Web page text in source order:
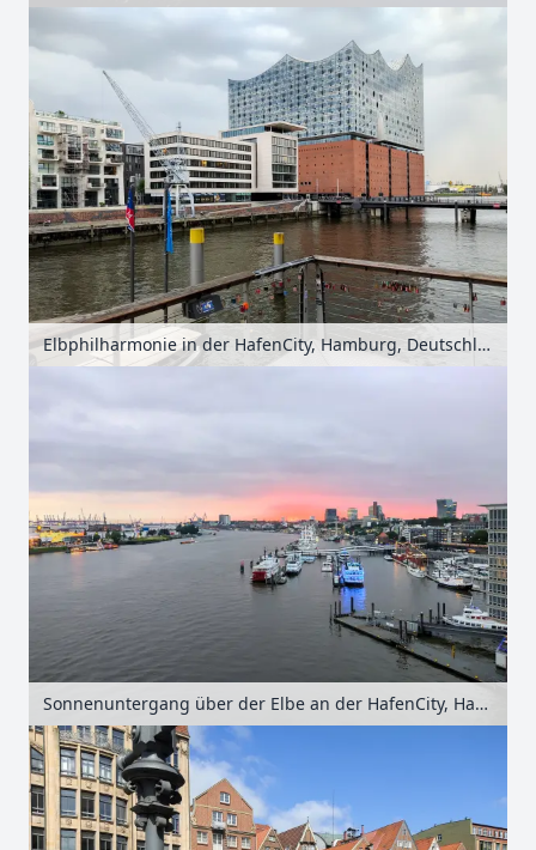
Elbphilharmonie in der HafenCity, Hamburg, Deutschland
Sonnenuntergang über der Elbe an der HafenCity, Hamburg, Deutschland